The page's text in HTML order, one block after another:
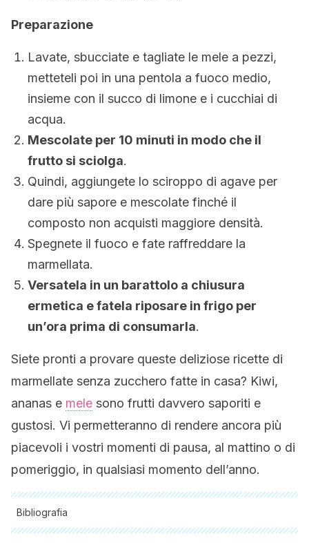
Preparazione
Lavate, sbucciate e tagliate le mele a pezzi,
metteteli poi in una pentola a fuoco medio,
insieme con il succo di limone e i cucchiai di
acqua.
Mescolate per 10 minuti in modo che il
frutto si sciolga.
Quindi, aggiungete lo sciroppo di agave per
dare più sapore e mescolate finché il
composto non acquisti maggiore densità.
Spegnete il fuoco e fate raffreddare la
marmellata.
Versatela in un barattolo a chiusura
ermetica e fatela riposare in frigo per
un’ora prima di consumarla.
Siete pronti a provare queste deliziose ricette di
marmellate senza zucchero fatte in casa? Kiwi,
ananas e mele sono frutti davvero saporiti e
gustosi. Vi permetteranno di rendere ancora più
piacevoli i vostri momenti di pausa, al mattino o di
pomeriggio, in qualsiasi momento dell’anno.
Bibliografia
Tutte le fonti citate sono state esaminate a fondo dal nostro